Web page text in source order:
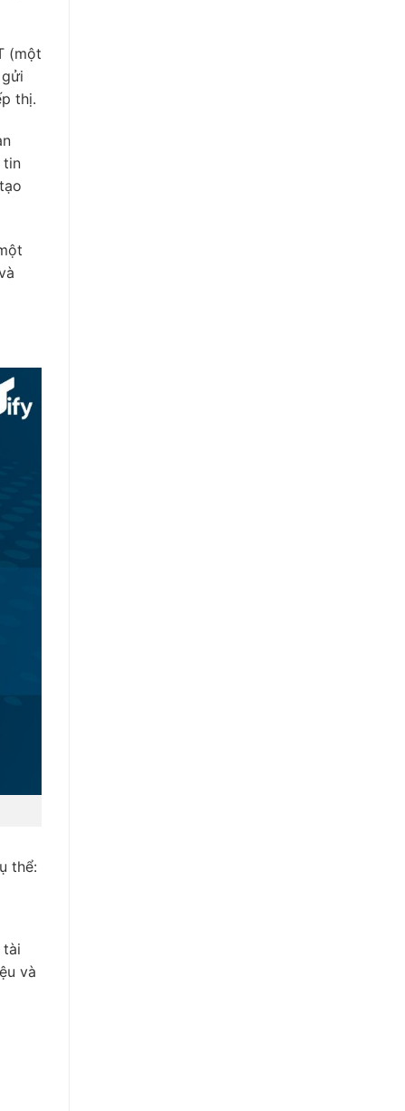
(một
thị.
tin
thể:
tài
và